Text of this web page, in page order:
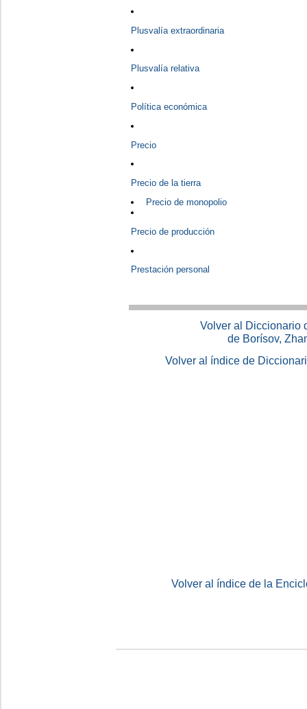
Plusvalía extraordinaria
Plusvalía relativa
Política económica
Precio
Precio de la tierra
Precio de monopolio
Precio de producción
Prestación personal
Volver al Diccionario
de Borísov,
Volver al índice de
Volver al índice de la